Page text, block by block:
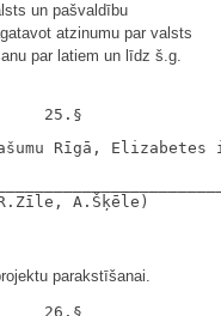
un pašvaldību
atzinumu par valsts
par latiem un līdz š.g.
Elizabetes
parakstīšanai.